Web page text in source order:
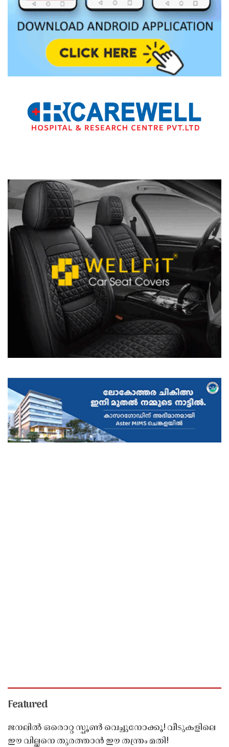
Featured
ജനലിൽ ഒരൊറ്റ സ്പൂൺ വെച്ചുനോക്കൂ! വീടുകളിലെ
ഈ വില്ലനെ തുരത്താൻ ഈ തന്ത്രം മതി!